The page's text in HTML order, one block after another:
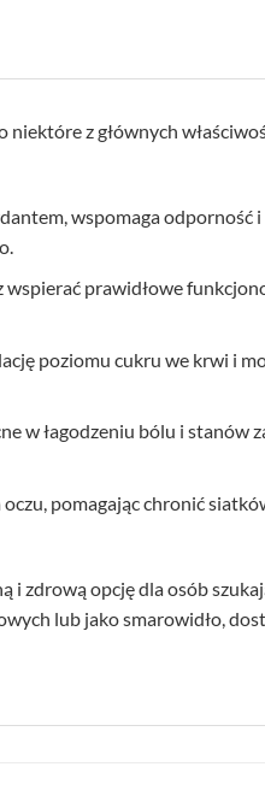
z głównych
wspomaga odporność i
prawidłowe
poziomu cukru we krwi i
w łagodzeniu bólu i stanów
pomagając chronić
i zdrową opcję dla osób
lub jako smarowidło,